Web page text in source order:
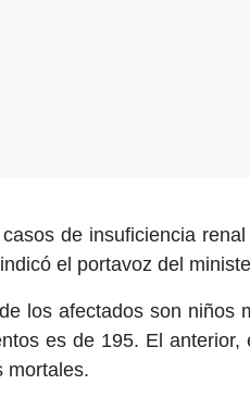
de insuficiencia
el portavoz del
los afectados son niños
es de 195. El
mortales.